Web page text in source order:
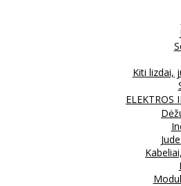
Kiti lizdai,
ELEKTROS